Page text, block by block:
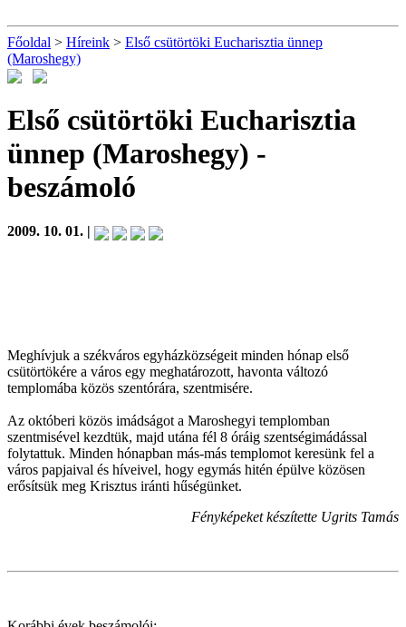
Főoldal > Híreink > Első csütörtöki Eucharisztia ünnep
(Maroshegy)
Első csütörtöki Eucharisztia
ünnep (Maroshegy) -
beszámoló
2009. 10. 01. |
Meghívjuk a székváros egyházközségeit minden hónap első
csütörtökére a város egy meghatározott, havonta változó
templomába közös szentórára, szentmisére.
Az októberi közös imádságot a Maroshegyi templomban
szentmisével kezdtük, majd utána fél 8 óráig szentségimádással
folytattuk. Minden hónapban más-más templomot keresünk fel a
város papjaival és híveivel, hogy egymás hitén épülve közösen
erősítsük meg Krisztus iránti hűségünket.
Fényképeket készítette Ugrits Tamás